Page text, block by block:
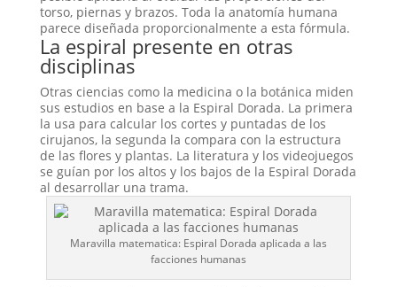
torso, piernas y brazos. Toda la anatomía humana
parece diseñada proporcionalmente a esta fórmula.
La espiral presente en otras
disciplinas
Otras ciencias como la medicina o la botánica miden
sus estudios en base a la Espiral Dorada. La primera
la usa para calcular los cortes y puntadas de los
cirujanos, la segunda la compara con la estructura
de las flores y plantas. La literatura y los videojuegos
se guían por los altos y los bajos de la Espiral Dorada
al desarrollar una trama.
Maravilla matematica: Espiral Dorada aplicada a las
facciones humanas